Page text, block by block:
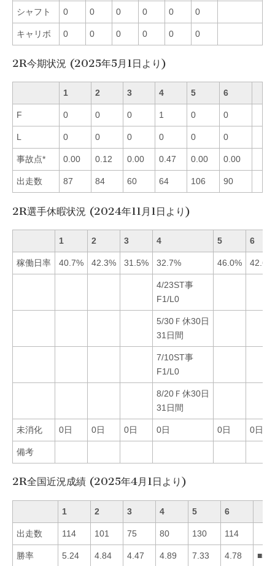
シャフト 0 0 0 0 0 0
キャリボ 0 0 0 0 0 0
2R今期状況 (2025年5月1日より)
1 2 3 4 5 6
F 0 0 0 1 0 0
L 0 0 0 0 0 0
事故点* 0.00 0.12 0.00 0.47 0.00 0.00
出走数 87 84 60 64 106 90
2R選手休暇状況 (2024年11月1日より)
1 2 3 4 5 6
稼働日率 40.7% 42.3% 31.5% 32.7% 46.0% 42.6%
4/23ST事
F1/L0
5/30Ｆ休30日
31日間
7/10ST事
F1/L0
8/20Ｆ休30日
31日間
未消化 0日 0日 0日 0日 0日 0日
備考
2R全国近況成績 (2025年4月1日より)
1 2 3 4 5 6
出走数 114 101 75 80 130 114
勝率 5.24 4.84 4.47 4.89 7.33 4.78